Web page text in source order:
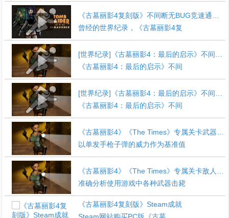
曾经的世界纪录，《古墓丽影4复
《古墓丽影4：最后的启示》不间
《古墓丽影4：最后的启示》不间
以单发手枪子弹的威力作为基准值
准确分析使用游戏中各种武器击毙
《古墓丽影4复刻版》Steam成就